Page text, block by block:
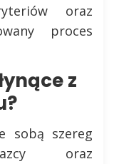
oraz
proces
z
sobą szereg
oraz